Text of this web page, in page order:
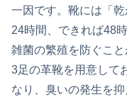
一因です。靴には「
24時間、できれば48
雑菌の繁殖を防ぐこ
3足の革靴を用意して
なり、臭いの発生を